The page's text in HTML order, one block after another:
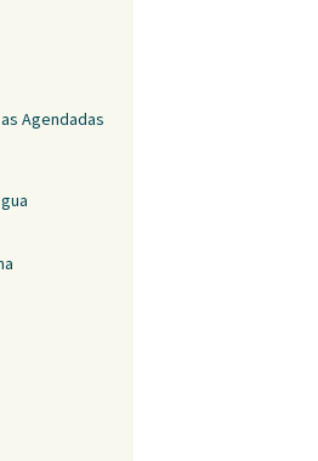
Agendadas